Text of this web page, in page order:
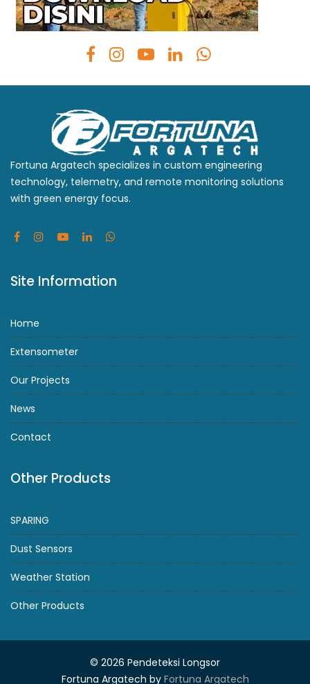
Fortuna Argatech specializes in custom engineering
technology, telemetry, and remote monitoring solutions
with green energy focus.
Site Information
Home
Extensometer
Our Projects
News
Contact
Other Products
SPARING
Dust Sensors
Weather Station
Other Products
© 2026 Pendeteksi Longsor
Fortuna Argatech by Fortuna Argatech